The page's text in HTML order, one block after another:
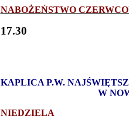
NABOŻEŃSTWO
17.30
KAPLICA P.W.
W
NIEDZIELA